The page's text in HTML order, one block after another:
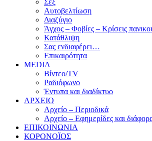
Σεξ
Αυτοβελτίωση
Διαζύγιο
Άγχος – Φοβίες – Κρίσεις
Κατάθλιψη
Σας ενδιαφέρει…
Επικαιρότητα
MEDIA
Βίντεο/TV
Ραδιόφωνο
Έντυπα και διαδίκτυο
ΑΡΧΕΙΟ
Αρχείο – Περιοδικά
Αρχείο – Εφημερίδες και
ΕΠΙΚΟΙΝΩΝΙΑ
ΚΟΡΟΝΟΪΟΣ